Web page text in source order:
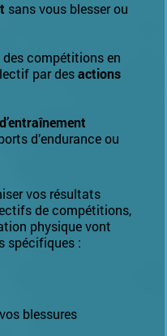
sans vous blesser ou
des compétitions en
par desactions
d’endurance ou
vos résultats
de compétitions,
physique vont
spécifiques :
blessures